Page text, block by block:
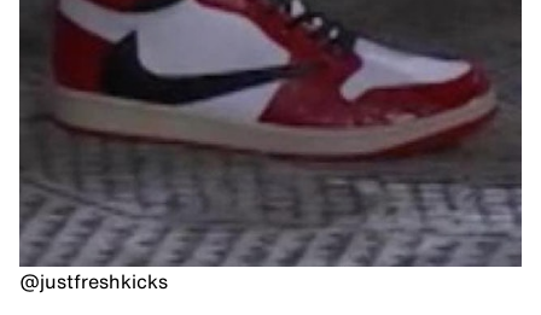
@justfreshkicks